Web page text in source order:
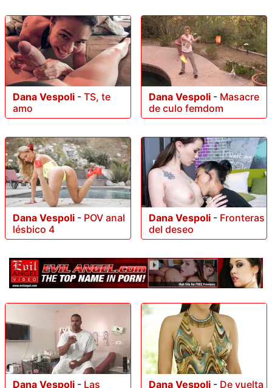
Dana Vespoli - TS, te
amo
Dana Vespoli - Masacre
de culo femdom
Dana Vespoli - POV anal
lésbico 4
Dana Vespoli - Fronteras
del deseo
Dana Vespoli - Las Dana Vespoli - De vuelta